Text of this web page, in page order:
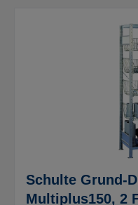
Schulte Grund-
Multiplus150, 2